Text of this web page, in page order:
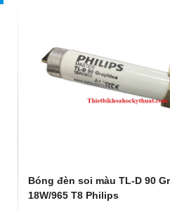
TL-D 90 Graphica 18W/950 mô
phỏng tương đương với ánh sáng
Với độ hoàn màu cực cao nên
Bóng đèn soi màu TL-D 90
18W/965 T8 Philips